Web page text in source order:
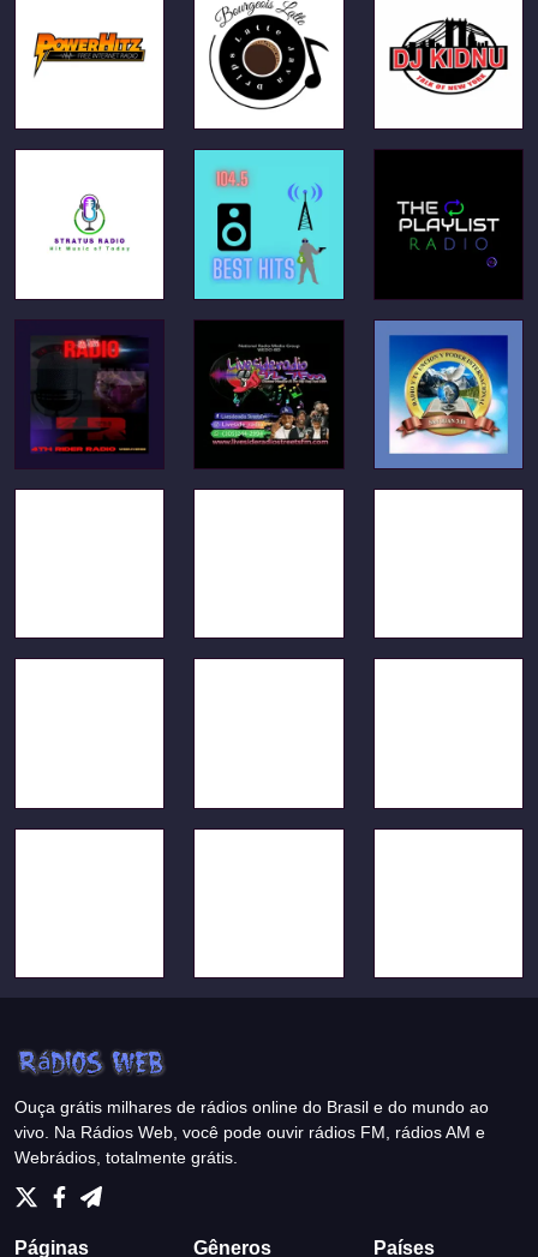
Ouça grátis milhares de rádios online do Brasil e do mundo ao
vivo. Na Rádios Web, você pode ouvir rádios FM, rádios AM e
Webrádios, totalmente grátis.
Páginas Gêneros Países